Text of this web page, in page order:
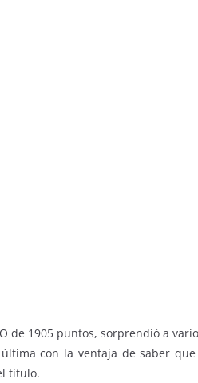
de 1905 puntos, sorprendió a
con la ventaja de saber
título.